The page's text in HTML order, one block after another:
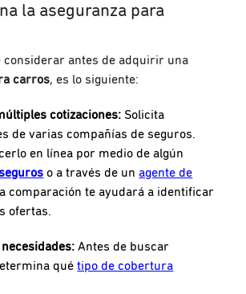
la aseguranza para
considerar antes de adquirir una
carros, es lo siguiente:
cotizaciones: Solicita
de varias compañías de seguros.
en línea por medio de algún
o a través de un agente de
comparación te ayudará a identificar
ofertas.
Antes de buscar
quétipo de cobertura